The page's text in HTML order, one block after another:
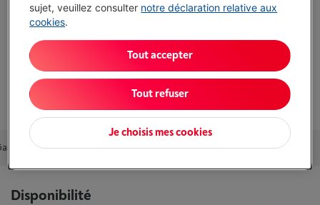
Afficher toutes les caractéristiques
Existe également dans d'autres couleurs
Voir5couleurs
Packs Accessoires Alternatives Nos conseils
Disponibilité
sujet, veuillez consulter notre déclaration relative aux
cookies.
Je choisis mes cookies
Tout refuser
Tout accepter